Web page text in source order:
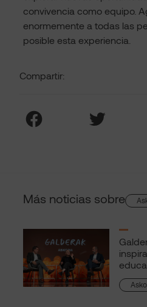
Compartir:
Facebook Twitter
convivencia como equipo.
enormemente a todas las
posible esta experiencia.
Más noticias sobre